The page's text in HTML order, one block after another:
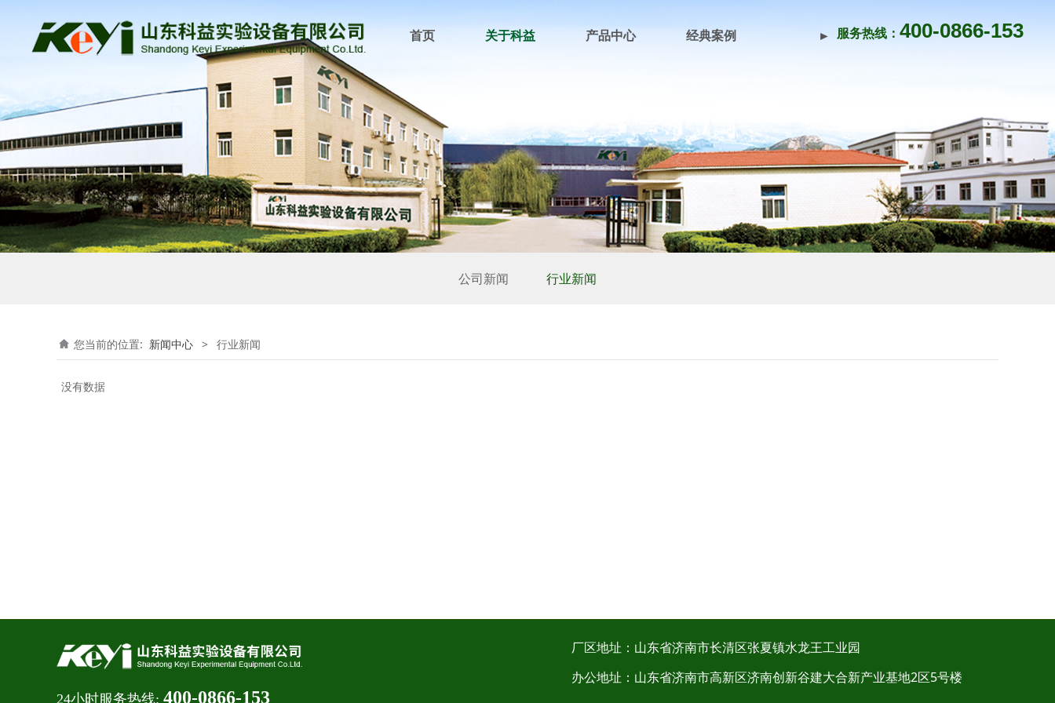
服务热线： 400-0866-153
首页 关于科益 产品中心 经典案例 ►
公司新闻 行业新闻
您当前的位置: 新闻中心 > 行业新闻
没有数据
24小时服务热线: 400-0866-153
厂区地址：山东省济南市长清区张夏镇水龙王工业园
办公地址：山东省济南市高新区济南创新谷建大合新产业基地2区5号楼